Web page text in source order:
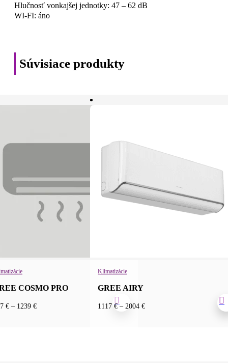
Hlučnosť vonkajšej jednotky: 47 – 62 dB
WI-FI: áno
Súvisiace produkty
COSMO PRO
€ – 1239 €Price
Klimatizácie
GREE AIRY
1117 € – 2004 €Price